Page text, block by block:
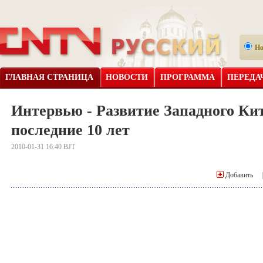
ГЛАВНАЯ СТРАНИЦА НОВОСТИ ПРОГРАММА
Интервью - Развитие Западного
последние 10 лет
2010-01-31 16:40 BJT
Добавить